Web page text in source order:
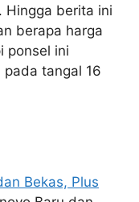
Hingga berita ini
berapa harga
ponsel ini
tangal 16
Bekas, Plus